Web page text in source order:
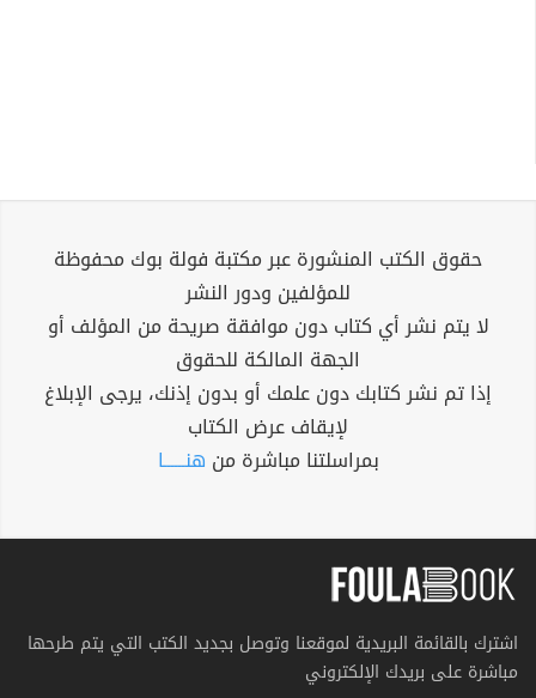
حقوق الكتب المنشورة عبر مكتبة فولة بوك محفوظة
للمؤلفين ودور النشر
لا يتم نشر أي كتاب دون موافقة صريحة من المؤلف أو
الجهة المالكة للحقوق
إذا تم نشر كتابك دون علمك أو بدون إذنك، يرجى الإبلاغ
لإيقاف عرض الكتاب
بمراسلتنا مباشرة من هنــــــا
اشترك بالقائمة البريدية لموقعنا وتوصل بجديد الكتب التي يتم طرحها
مباشرة على بريدك الإلكتروني